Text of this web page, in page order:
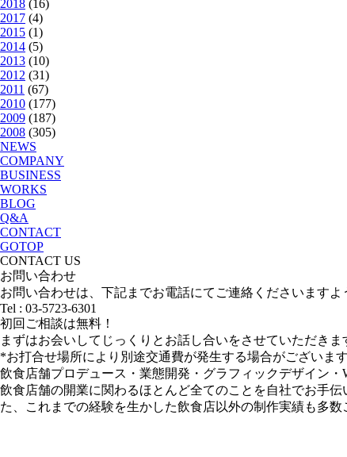
2018 (16)
2017 (4)
2015 (1)
2014 (5)
2013 (10)
2012 (31)
2011 (67)
2010 (177)
2009 (187)
2008 (305)
NEWS
COMPANY
BUSINESS
WORKS
BLOG
Q&A
CONTACT
GOTOP
CONTACT US
お問い合わせ
お問い合わせは、下記までお電話にてご連絡くださいますよ
Tel : 03-5723-6301
初回ご相談は無料！
まずはお会いしてじっくりとお話し合いをさせていただき
*お打合せ場所により別途交通費が発生する場合がございます
飲食店舗プロデュース・業態開発・グラフィックデザイン
飲食店舗の開業に関わるほとんど全てのことを自社でお手
た、これまでの経験を生かした飲食店以外の制作実績も多数